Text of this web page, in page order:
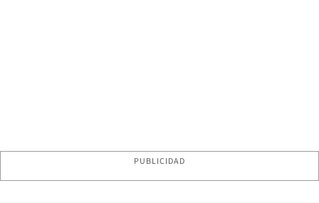
PUBLICIDAD